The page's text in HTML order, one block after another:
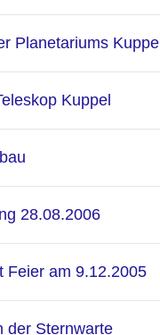
Planetariums Kuppel
Kuppel
28.08.2006
Feier am 9.12.2005
der Sternwarte